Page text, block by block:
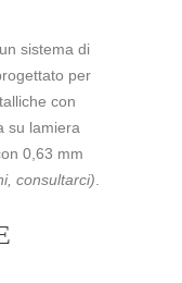
sistema di
per
con
su lamiera
0,63 mm
consultarci).